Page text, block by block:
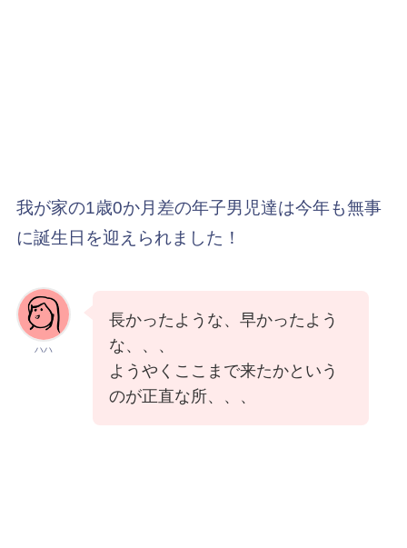
我が家の1歳0か月差の年子男児達は今年も無事
に誕生日を迎えられました！
ハハ
長かったような、早かったよう
な、、、
ようやくここまで来たかという
のが正直な所、、、